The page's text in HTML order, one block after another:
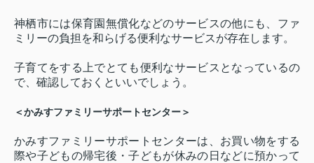
神栖市には保育園無償化などのサービスの他にも、ファ
ミリーの負担を和らげる便利なサービスが存在します。
子育てをする上でとても便利なサービスとなっているの
で、確認しておくといいでしょう。
＜かみすファミリーサポートセンター＞
かみすファミリーサポートセンターは、お買い物をする
際や子どもの帰宅後・子どもが休みの日などに預かって